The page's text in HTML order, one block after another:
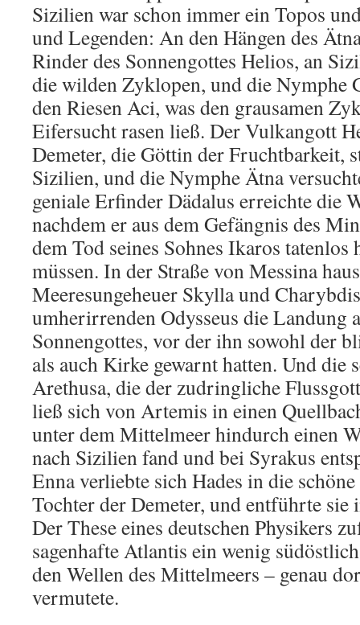
Sizilien war schon immer ein Topos
und Legenden: An den Hängen des
Rinder des Sonnengottes Helios, an
die wilden Zyklopen, und die Nymphe
den Riesen Aci, was den grausamen
Eifersucht rasen ließ. Der Vulkangott
Demeter, die Göttin der Fruchtbarkeit,
Sizilien, und die Nymphe Ätna
geniale Erfinder Dädalus erreichte die
nachdem er aus dem Gefängnis des
dem Tod seines Sohnes Ikaros tatenlos
müssen. In der Straße von Messina
Meeresungeheuer Skylla und
umherirrenden Odysseus die Landung
Sonnengottes, vor der ihn sowohl der
als auch Kirke gewarnt hatten. Und die
Arethusa, die der zudringliche
ließ sich von Artemis in einen
unter dem Mittelmeer hindurch einen
nach Sizilien fand und bei Syrakus
Enna verliebte sich Hades in die
Tochter der Demeter, und entführte sie
Der These eines deutschen Physikers
sagenhafte Atlantis ein wenig
den Wellen des Mittelmeers – genau
vermutete.